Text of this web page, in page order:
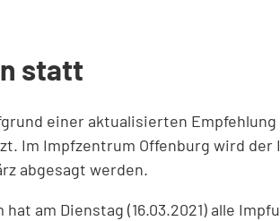
statt
einer aktualisierten
Im Impfzentrum Offenburg wird
abgesagt werden.
am Dienstag (16.03.2021) alle